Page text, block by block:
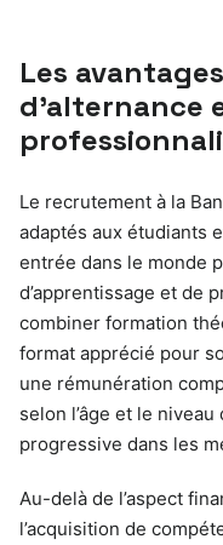
Les
d’alternance
Le recrutement à la
adaptés aux étudiants
entrée dans le monde
d’apprentissage et de
combiner formation
format apprécié pour
une rémunération
selon l’âge et le niveau
progressive dans les
Au-delà de l’aspect
l’acquisition de